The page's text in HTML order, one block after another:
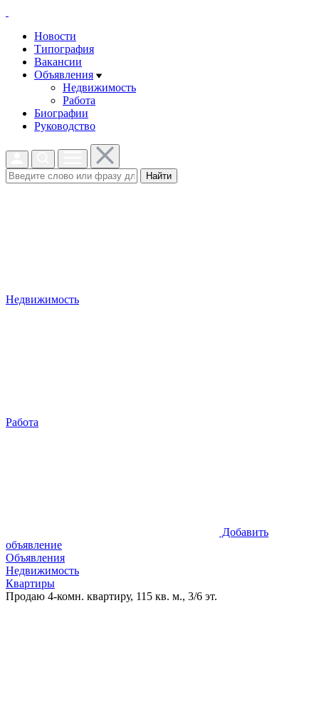
Новости
Типография
Вакансии
Объявления
Недвижимость
Работа
Биографии
Руководство
Найти
Недвижимость
Работа
Добавить
объявление
Объявления
Недвижимость
Квартиры
Продаю 4-комн. квартиру, 115 кв. м., 3/6 эт.